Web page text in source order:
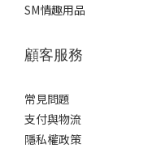
SM情趣用品
顧客服務
常見問題
支付與物流
隱私權政策